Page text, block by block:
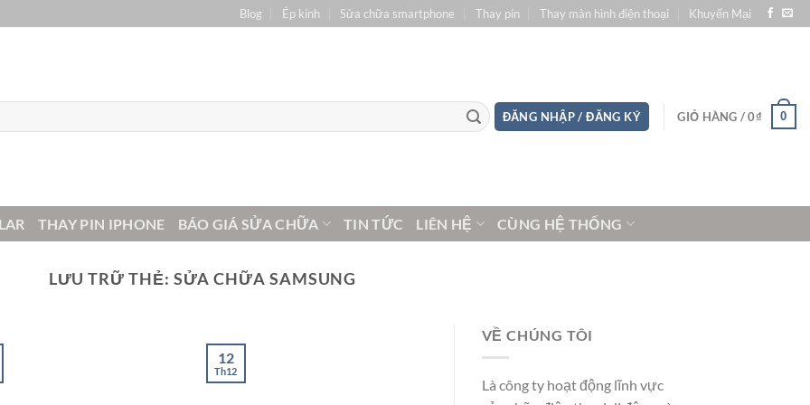
Blog Ép kính Sửa chữa smartphone Thay pin Thay màn hình điện thoại Khuyến Mại
ĐĂNG NHẬP / ĐĂNG KÝ GIỎ HÀNG /0₫ 0
THAY PIN IPHONE BÁO GIÁ SỬA CHỮA TIN TỨC LIÊN HỆ CÙNG HỆ THỐNG
LƯU TRỮ THẺ: SỬA CHỮA SAMSUNG
12
Th12
VỀ CHÚNG TÔI
Là công ty hoạt động lĩnh vực